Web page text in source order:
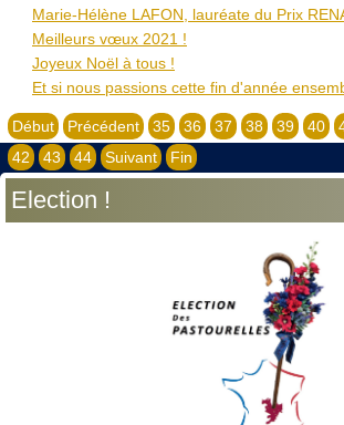
Marie-Hélène LAFON, lauréate du Prix
Meilleurs vœux 2021 !
Joyeux Noël à tous !
Et si nous passions cette fin d'année
Début Précédent 35 36 37 38 39 40
42
43 44 Suivant Fin
Election !